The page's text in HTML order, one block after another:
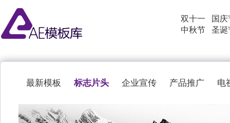
双十一
中秋节
国庆
圣诞
最新模板 标志片头 企业宣传 产品推广 电